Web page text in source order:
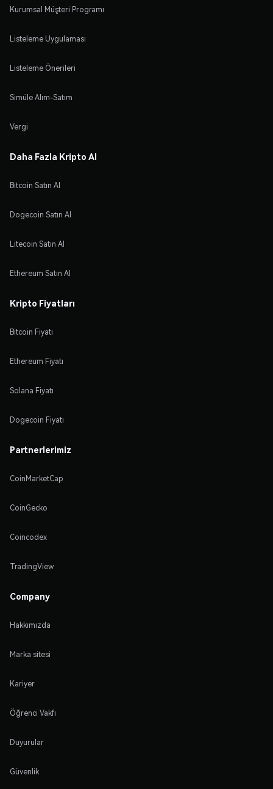
Kurumsal Müşteri Programı
Listeleme Uygulaması
Listeleme Önerileri
Simüle Alım-Satım
Vergi
Daha Fazla Kripto Al
Bitcoin Satın Al
Dogecoin Satın Al
Litecoin Satın Al
Ethereum Satın Al
Kripto Fiyatları
Bitcoin Fiyatı
Ethereum Fiyatı
Solana Fiyatı
Dogecoin Fiyatı
Partnerlerimiz
CoinMarketCap
CoinGecko
Coincodex
TradingView
Company
Hakkımızda
Marka sitesi
Kariyer
Öğrenci Vakfı
Duyurular
Güvenlik